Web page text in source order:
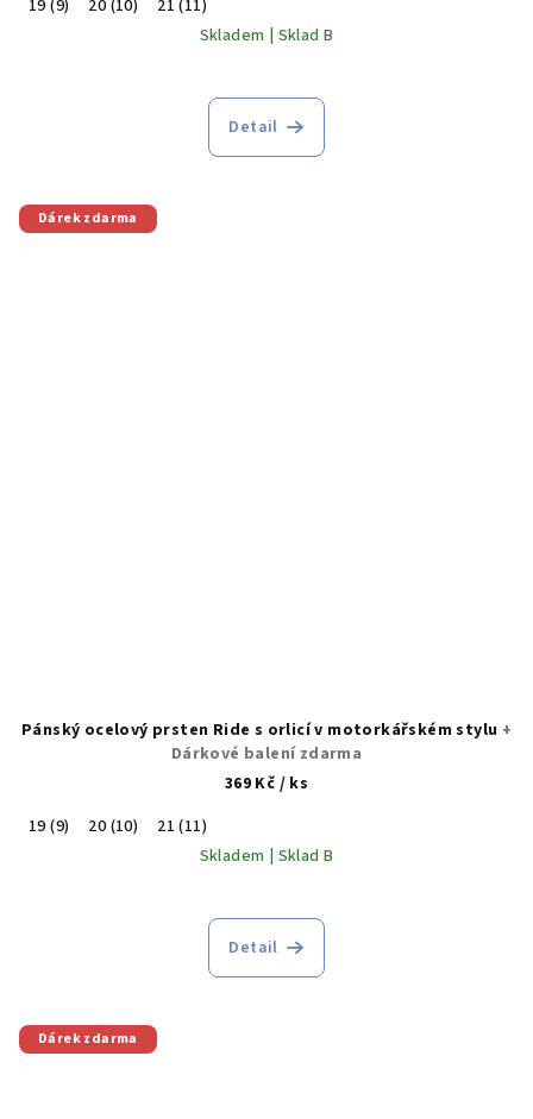
19 (9) 20 (10)
21 (11)
Skladem | Sklad B
Detail
Dárek zdarma
Pánský ocelový prsten Ride s orlicí v motorkářském stylu +
Dárkové balení zdarma
369 Kč / ks
19 (9)
20 (10)
21 (11)
Skladem | Sklad B
Detail
Dárek zdarma